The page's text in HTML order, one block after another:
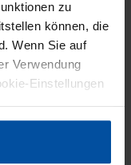
zu
können, die
Wenn Sie auf
Verwendung
Einstellungen
TLM-